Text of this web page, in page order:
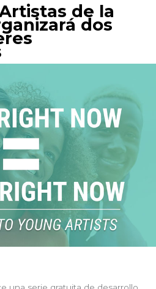
de la
dos